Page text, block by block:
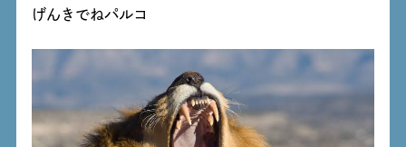
げんきでねパルコ